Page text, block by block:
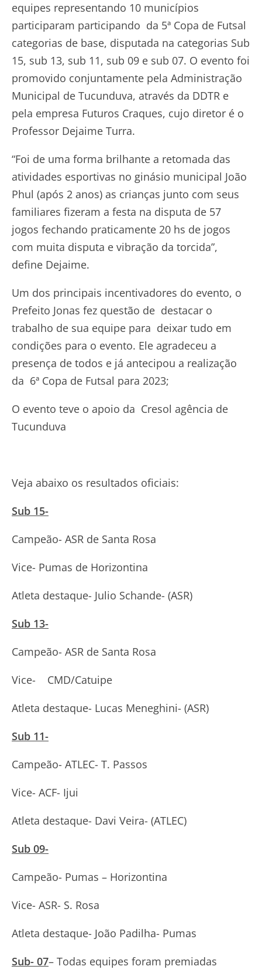
equipes representando 10 municípios
participaram participando da 5ª Copa de Futsal
categorias de base, disputada na categorias Sub
15, sub 13, sub 11, sub 09 e sub 07. O evento foi
promovido conjuntamente pela Administração
Municipal de Tucunduva, através da DDTR e
pela empresa Futuros Craques, cujo diretor é o
Professor Dejaime Turra.
“Foi de uma forma brilhante a retomada das
atividades esportivas no ginásio municipal João
Phul (após 2 anos) as crianças junto com seus
familiares fizeram a festa na disputa de 57
jogos fechando praticamente 20 hs de jogos
com muita disputa e vibração da torcida”,
define Dejaime.
Um dos principais incentivadores do evento, o
Prefeito Jonas fez questão de destacar o
trabalho de sua equipe para deixar tudo em
condições para o evento. Ele agradeceu a
presença de todos e já antecipou a realização
da 6ª Copa de Futsal para 2023;
O evento teve o apoio da Cresol agência de
Tucunduva
Veja abaixo os resultados oficiais:
Sub 15-
Campeão- ASR de Santa Rosa
Vice- Pumas de Horizontina
Atleta destaque- Julio Schande- (ASR)
Sub 13-
Campeão- ASR de Santa Rosa
Vice- CMD/Catuipe
Atleta destaque- Lucas Meneghini- (ASR)
Sub 11-
Campeão- ATLEC- T. Passos
Vice- ACF- Ijui
Atleta destaque- Davi Veira- (ATLEC)
Sub 09-
Campeão- Pumas – Horizontina
Vice- ASR- S. Rosa
Atleta destaque- João Padilha- Pumas
Sub- 07– Todas equipes foram premiadas